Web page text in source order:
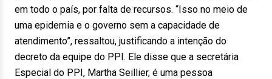
em todo o país, por falta de recursos. “Isso no meio de
uma epidemia e o governo sem a capacidade de
atendimento”, ressaltou, justificando a intenção do
decreto da equipe do PPI. Ele disse que a secretária
Especial do PPI, Martha Seillier, é uma pessoa